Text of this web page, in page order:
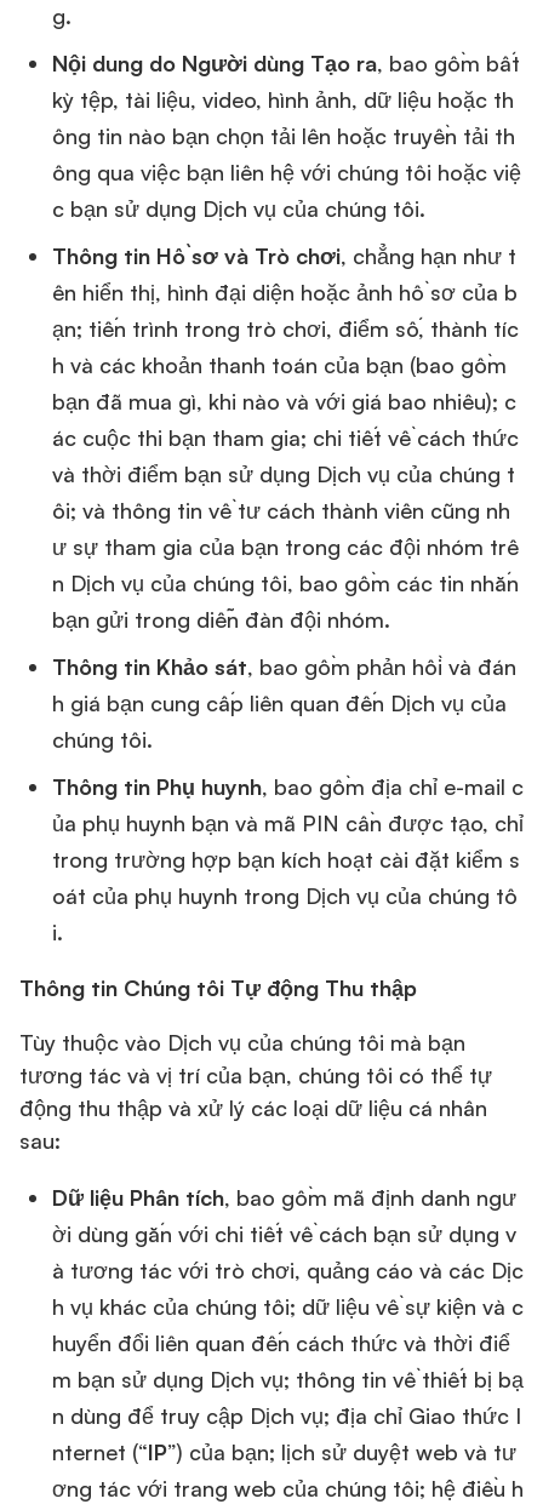
g.
Nội dung do Người dùng Tạo ra, bao gồm bất
kỳ tệp, tài liệu, video, hình ảnh, dữ liệu hoặc th
ông tin nào bạn chọn tải lên hoặc truyền tải th
ông qua việc bạn liên hệ với chúng tôi hoặc việ
c bạn sử dụng Dịch vụ của chúng tôi.
Thông tin Hồ sơ và Trò chơi, chẳng hạn như t
ên hiển thị, hình đại diện hoặc ảnh hồ sơ của b
ạn; tiến trình trong trò chơi, điểm số, thành tíc
h và các khoản thanh toán của bạn (bao gồm
bạn đã mua gì, khi nào và với giá bao nhiêu); c
ác cuộc thi bạn tham gia; chi tiết về cách thức
và thời điểm bạn sử dụng Dịch vụ của chúng t
ôi; và thông tin về tư cách thành viên cũng nh
ư sự tham gia của bạn trong các đội nhóm trê
n Dịch vụ của chúng tôi, bao gồm các tin nhắn
bạn gửi trong diễn đàn đội nhóm.
Thông tin Khảo sát, bao gồm phản hồi và đán
h giá bạn cung cấp liên quan đến Dịch vụ của
chúng tôi.
Thông tin Phụ huynh, bao gồm địa chỉ e-mail c
ủa phụ huynh bạn và mã PIN cần được tạo, chỉ
trong trường hợp bạn kích hoạt cài đặt kiểm s
oát của phụ huynh trong Dịch vụ của chúng tô
i.
Thông tin Chúng tôi Tự động Thu thập
Tùy thuộc vào Dịch vụ của chúng tôi mà bạn
tương tác và vị trí của bạn, chúng tôi có thể tự
động thu thập và xử lý các loại dữ liệu cá nhân
sau:
Dữ liệu Phân tích, bao gồm mã định danh ngư
ời dùng gắn với chi tiết về cách bạn sử dụng v
à tương tác với trò chơi, quảng cáo và các Dịc
h vụ khác của chúng tôi; dữ liệu về sự kiện và c
huyển đổi liên quan đến cách thức và thời điể
m bạn sử dụng Dịch vụ; thông tin về thiết bị bạ
n dùng để truy cập Dịch vụ; địa chỉ Giao thức I
nternet (“IP”) của bạn; lịch sử duyệt web và tư
ơng tác với trang web của chúng tôi; hệ điều h